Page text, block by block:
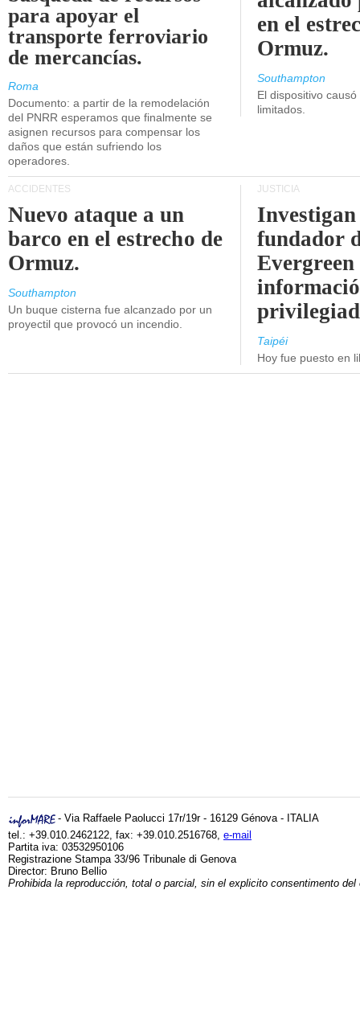
para apoyar el
transporte ferroviario
de mercancías.
Roma
Documento: a partir de la remodelación
del PNRR esperamos que finalmente se
asignen recursos para compensar los
daños que están sufriendo los
operadores.
en el
Ormuz.
Southampton
El dispositivo
limitados.
ACCIDENTES
Nuevo ataque a un
barco en el estrecho de
Ormuz.
Southampton
Un buque cisterna fue alcanzado por un
proyectil que provocó un incendio.
JUSTICIA
fundador
Taipéi
Hoy fue puesto en
- Via Raffaele Paolucci 17r/19r - 16129 Génova - ITALIA
tel.: +39.010.2462122, fax: +39.010.2516768, e-mail
Partita iva: 03532950106
Registrazione Stampa 33/96 Tribunale di Genova
Director: Bruno Bellio
Prohibida la reproducción, total o parcial, sin el explicito consentimento del